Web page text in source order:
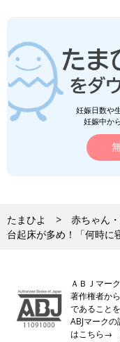
妊娠日数や
妊娠中か
たまひよ 赤ちゃん
台起床が多め！「何時に
ＡＢＪマー
著作権者か
であること
ABJマーク
はこちら